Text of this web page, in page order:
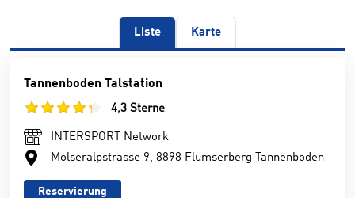
Liste Karte
Tannenboden Talstation
4,3 Sterne
INTERSPORT Network
Molseralpstrasse 9, 8898 Flumserberg Tannenboden
Reservierung